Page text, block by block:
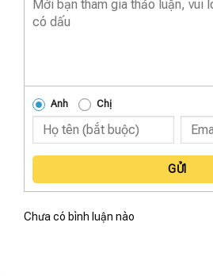
Anh Chị
GỬI
Chưa có bình luận nào